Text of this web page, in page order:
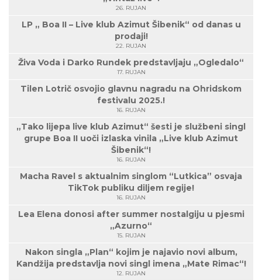
26. RUJAN
LP „ Boa II – Live klub Azimut Šibenik“ od danas u
prodaji!
22. RUJAN
Živa Voda i Darko Rundek predstavljaju „Ogledalo“
17. RUJAN
Tilen Lotrič osvojio glavnu nagradu na Ohridskom
festivalu 2025.!
16. RUJAN
„Tako lijepa live klub Azimut“ šesti je službeni singl
grupe Boa II uoči izlaska vinila „Live klub Azimut
Šibenik“!
16. RUJAN
Macha Ravel s aktualnim singlom “Lutkica” osvaja
TikTok publiku diljem regije!
16. RUJAN
Lea Elena donosi after summer nostalgiju u pjesmi
„Azurno“
15. RUJAN
Nakon singla „Plan“ kojim je najavio novi album,
Kandžija predstavlja novi singl imena „Mate Rimac“!
12. RUJAN